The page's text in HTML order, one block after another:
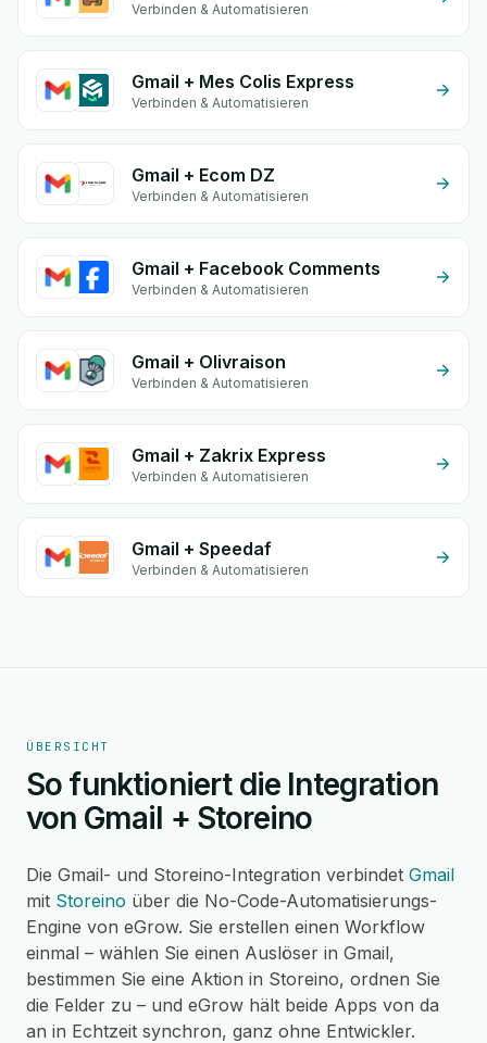
Verbinden & Automatisieren
Gmail + Mes Colis Express
Verbinden & Automatisieren
Gmail + Ecom DZ
Verbinden & Automatisieren
Gmail + Facebook Comments
Verbinden & Automatisieren
Gmail + Olivraison
Verbinden & Automatisieren
Gmail + Zakrix Express
Verbinden & Automatisieren
Gmail + Speedaf
Verbinden & Automatisieren
ÜBERSICHT
So funktioniert die Integration
von Gmail + Storeino
Die Gmail- und Storeino-Integration verbindet Gmail
mit Storeino über die No-Code-Automatisierungs-
Engine von eGrow. Sie erstellen einen Workflow
einmal – wählen Sie einen Auslöser in Gmail,
bestimmen Sie eine Aktion in Storeino, ordnen Sie
die Felder zu – und eGrow hält beide Apps von da
an in Echtzeit synchron, ganz ohne Entwickler.